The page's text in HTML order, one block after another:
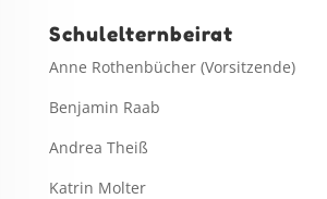
Schulelternbeirat
Anne Rothenbücher (Vorsitzende)
Benjamin Raab
Andrea Theiß
Katrin Molter